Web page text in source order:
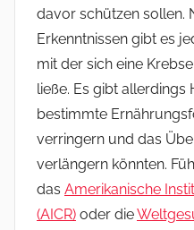
davor schützen sollen.
Erkenntnissen gibt es
mit der sich eine
ließe. Es gibt allerdings
bestimmte
verringern und das
verlängern könnten.
das Amerikanische
(AICR) oder die